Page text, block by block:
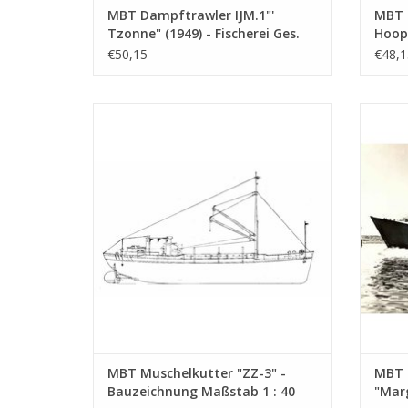
MBT Dampftrawler IJM.1"'
Tzonne" (1949) - Fischerei Ges.
Petten II (1951); ex SCH 93 -
€50,15
MBT Muschelkutter "ZZ-3" -
Bauzeichnung Maßstab 1 : 40